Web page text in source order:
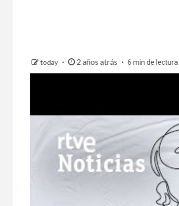
today 2 años atrás 6 min de lectura